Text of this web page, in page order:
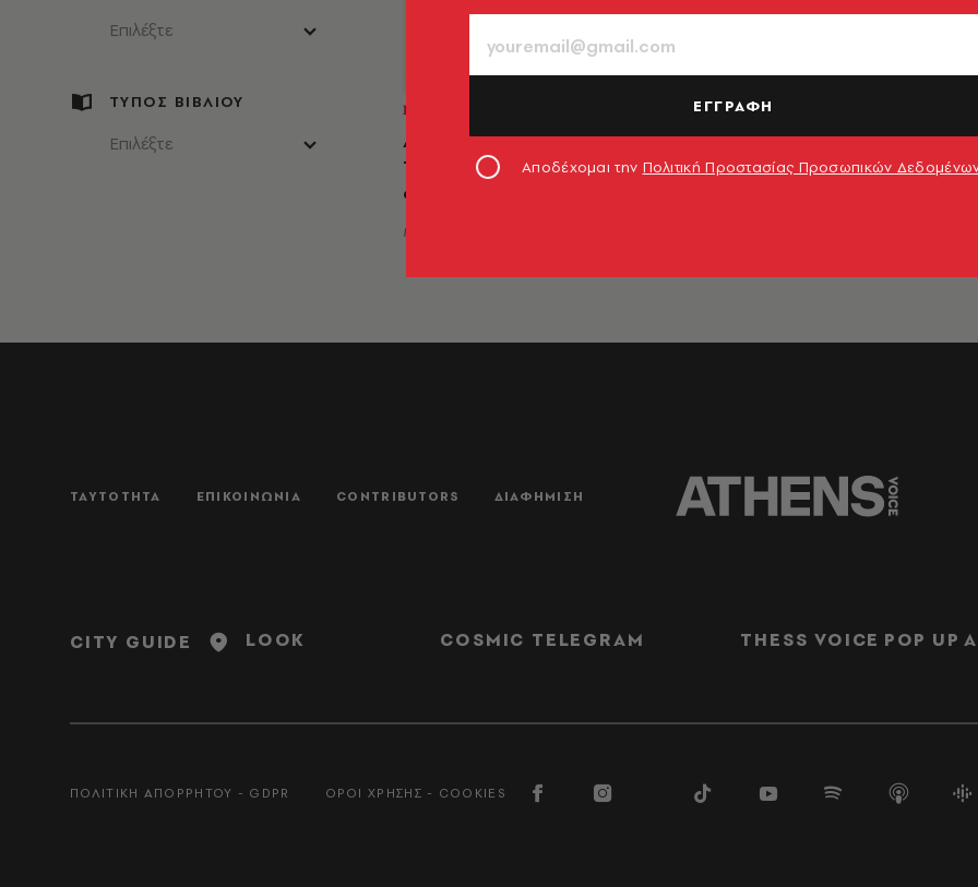
Επιλέξτε
ΤΥΠΟΣ ΒΙΒΛΙΟΥ
Επιλέξτε
ΒΙΟΓΡΑΦΙΑ
Αυτό ήταν η ζωή;
Τότε άλλη μια
φορά!
Irvin D. Yalom
ΤΑΥΤΟΤΗΤΑ ΕΠΙΚΟΙΝΩΝΙΑ CONTRIBUTORS ΔΙΑΦΗΜΙΣΗ
CITY GUIDE LOOK COSMIC TELEGRAM THESS VOICE POP UP
ΠΟΛΙΤΙΚΗ ΑΠΟΡΡΗΤΟΥ - GDPR ΟΡΟΙ ΧΡΗΣΗΣ - COOKIES
ΕΓΓΡΑΦΗ
Αποδέχομαι την Πολιτική Προστασίας Προσωπικών